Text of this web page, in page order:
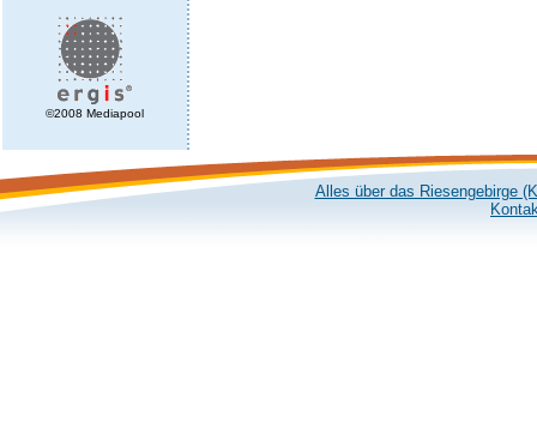
©2008 Mediapool
Alles über das Riesengebirge